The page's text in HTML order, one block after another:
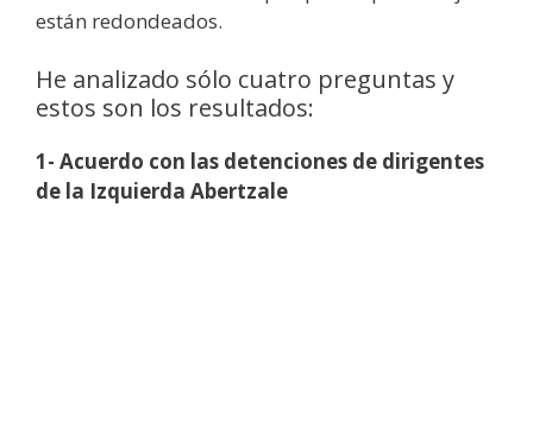
están redondeados.
He analizado sólo cuatro preguntas y
estos son los resultados:
1- Acuerdo con las detenciones de dirigentes
de la Izquierda Abertzale